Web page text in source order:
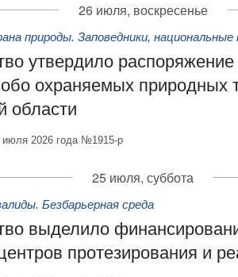
26 июля, воскресенье
природы. Заповедники, национальные
утвердило
охраняемых природных
области
июля 2026 года №1915-р
25 июля, суббота
Безбарьерная среда
выделило
протезирования и